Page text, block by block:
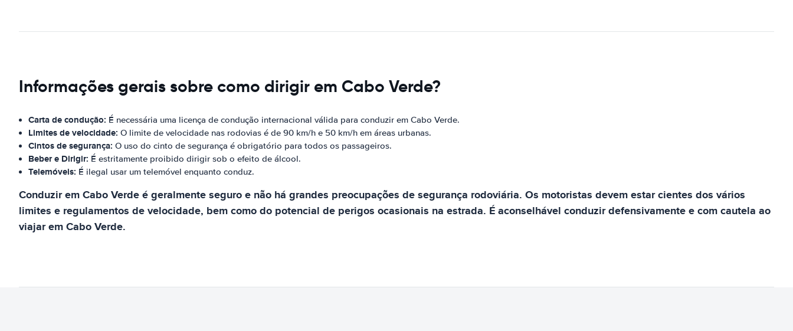
Informações gerais sobre como dirigir em Cabo Verde?
Carta de condução: É necessária uma licença de condução internacional válida para conduzir em Cabo Verde.
Limites de velocidade: O limite de velocidade nas rodovias é de 90 km/h e 50 km/h em áreas urbanas.
Cintos de segurança: O uso do cinto de segurança é obrigatório para todos os passageiros.
Beber e Dirigir: É estritamente proibido dirigir sob o efeito de álcool.
Telemóveis: É ilegal usar um telemóvel enquanto conduz.
Conduzir em Cabo Verde é geralmente seguro e não há grandes preocupações de segurança rodoviária. Os motoristas devem estar cientes dos vários
limites e regulamentos de velocidade, bem como do potencial de perigos ocasionais na estrada. É aconselhável conduzir defensivamente e com cautela ao
viajar em Cabo Verde.